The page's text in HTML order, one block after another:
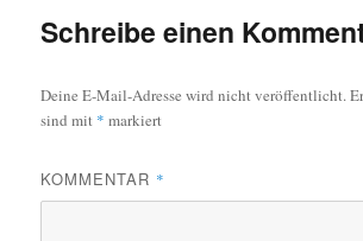
Schreibe einen
Deine E-Mail-Adresse wird nicht veröffentlicht.
sind mit * markiert
KOMMENTAR *